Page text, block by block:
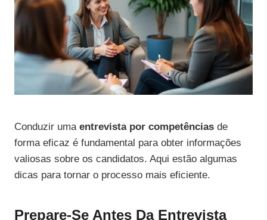
Conduzir uma entrevista por competências de
forma eficaz é fundamental para obter informações
valiosas sobre os candidatos. Aqui estão algumas
dicas para tornar o processo mais eficiente.
Prepare-Se Antes Da Entrevista